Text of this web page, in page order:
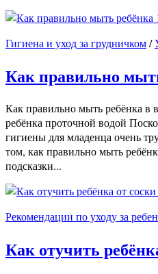
Гигиена и уход за грудничком/
Как правильно
Как правильно мыть ребёнка в
ребёнка проточной водой
гигиены для младенца очень
том, как правильно мыть
подсказки...
Рекомендации по уходу за
Как отучить